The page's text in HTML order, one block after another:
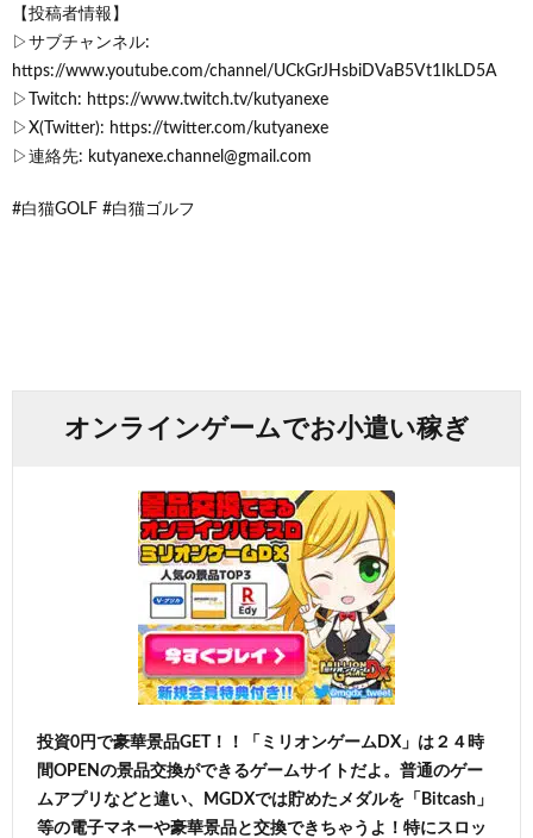
【投稿者情報】
▷サブチャンネル:
https://www.youtube.com/channel/UCkGrJHsbiDVaB5Vt1IkLD5A
▷Twitch: https://www.twitch.tv/kutyanexe
▷X(Twitter): https://twitter.com/kutyanexe
▷連絡先: kutyanexe.channel@gmail.com
#白猫GOLF #白猫ゴルフ
オンラインゲームでお小遣い稼ぎ
投資0円で豪華景品GET！！「ミリオンゲームDX」は２４時
間OPENの景品交換ができるゲームサイトだよ。普通のゲー
ムアプリなどと違い、MGDXでは貯めたメダルを「Bitcash」
等の電子マネーや豪華景品と交換できちゃうよ！特にスロッ